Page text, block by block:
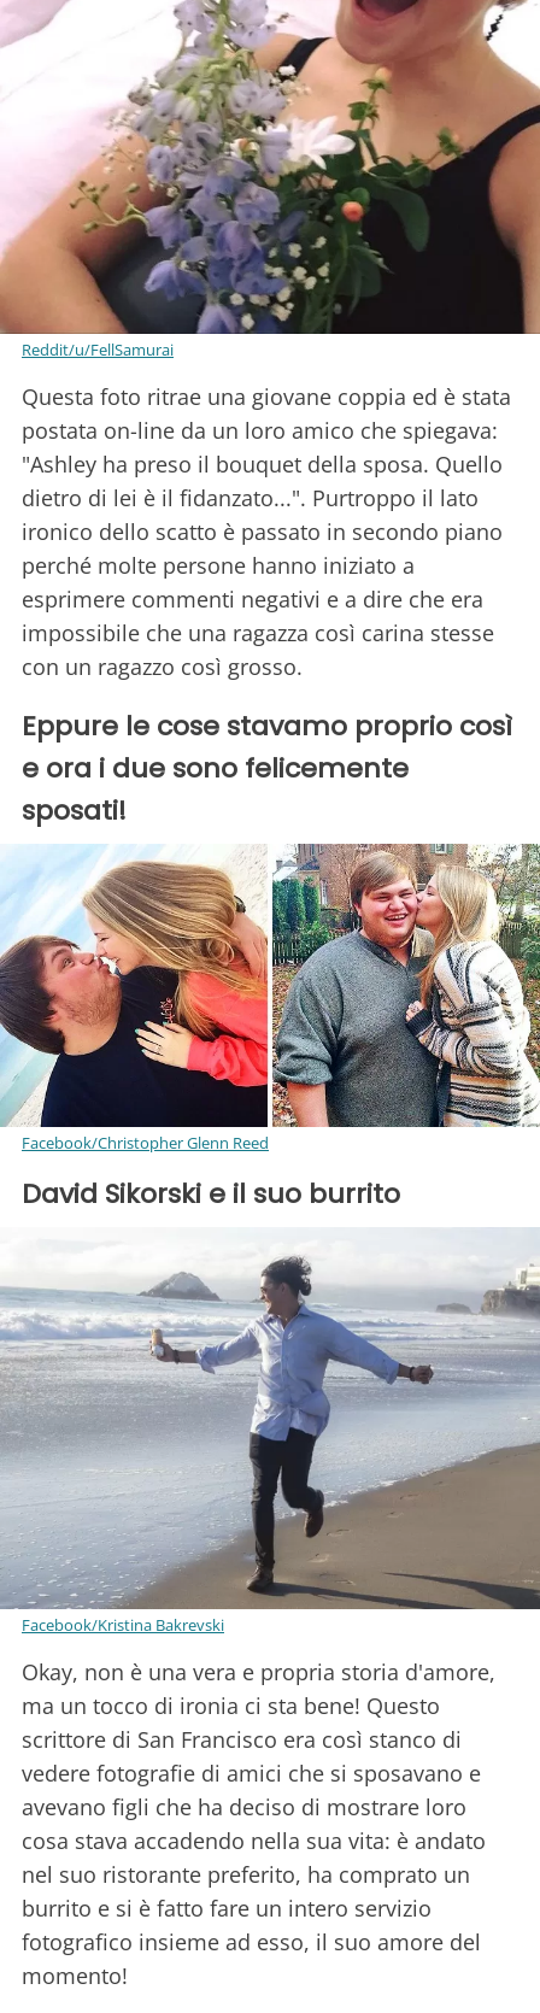
Reddit/u/FellSamurai
Questa foto ritrae una giovane coppia ed è stata
postata on-line da un loro amico che spiegava:
"Ashley ha preso il bouquet della sposa. Quello
dietro di lei è il fidanzato...". Purtroppo il lato
ironico dello scatto è passato in secondo piano
perché molte persone hanno iniziato a
esprimere commenti negativi e a dire che era
impossibile che una ragazza così carina stesse
con un ragazzo così grosso.
Eppure le cose stavamo proprio così
e ora i due sono felicemente
sposati!
Facebook/Christopher Glenn Reed
David Sikorski e il suo burrito
Facebook/Kristina Bakrevski
Okay, non è una vera e propria storia d'amore,
ma un tocco di ironia ci sta bene! Questo
scrittore di San Francisco era così stanco di
vedere fotografie di amici che si sposavano e
avevano figli che ha deciso di mostrare loro
cosa stava accadendo nella sua vita: è andato
nel suo ristorante preferito, ha comprato un
burrito e si è fatto fare un intero servizio
fotografico insieme ad esso, il suo amore del
momento!